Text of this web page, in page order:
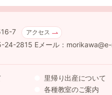
7 アクセス
24-2815 Eメール：
里帰り出産について
各種教室のご案内